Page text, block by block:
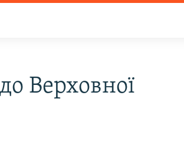
Верховної